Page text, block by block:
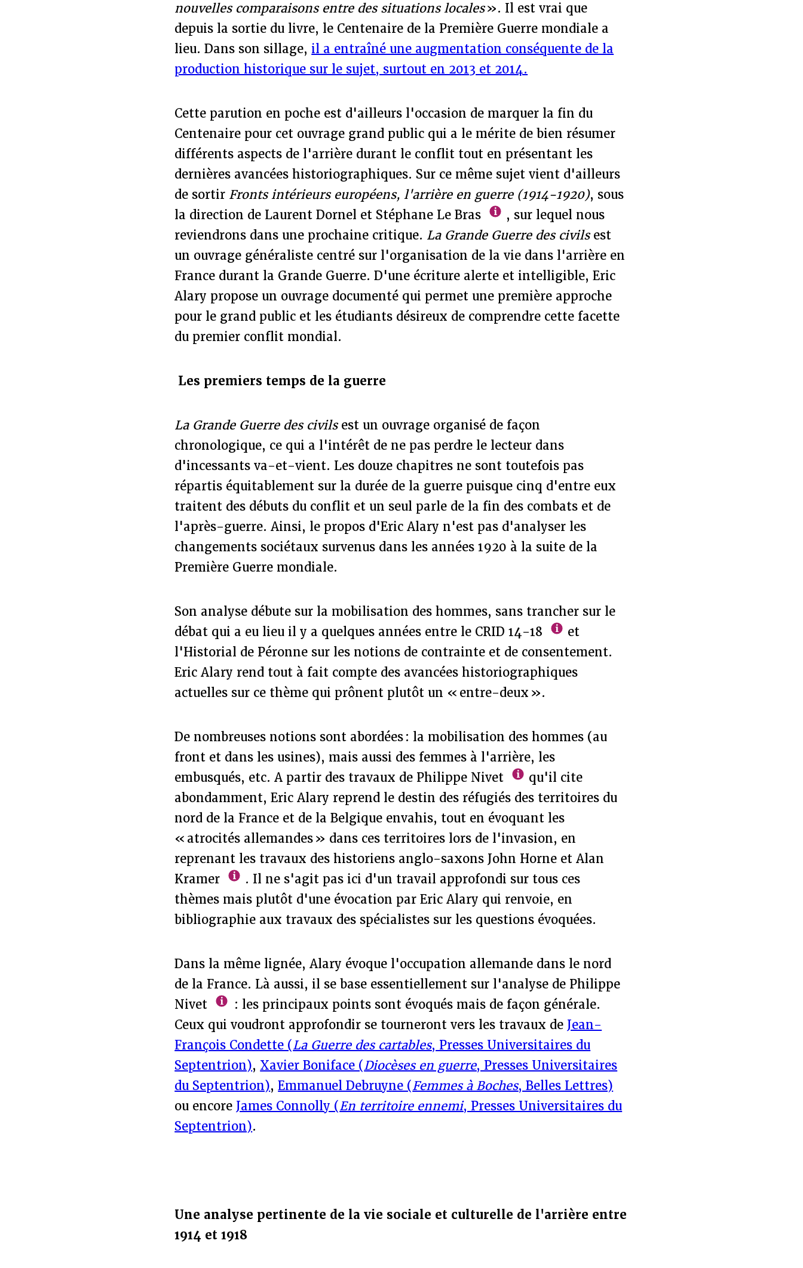
nouvelles comparaisons entre des situations locales». Il est vrai que
depuis la sortie du livre, le Centenaire de la Première Guerre mondiale a
lieu. Dans son sillage, il a entraîné une augmentation conséquente de la
production historique sur le sujet, surtout en 2013 et 2014.
Cette parution en poche est d'ailleurs l'occasion de marquer la fin du
Centenaire pour cet ouvrage grand public qui a le mérite de bien résumer
différents aspects de l'arrière durant le conflit tout en présentant les
dernières avancées historiographiques. Sur ce même sujet vient d'ailleurs
de sortir Fronts intérieurs européens, l'arrière en guerre (1914-1920), sous
la direction de Laurent Dornel et Stéphane Le Bras
, sur lequel nous
reviendrons dans une prochaine critique. La Grande Guerre des civilsest
un ouvrage généraliste centré sur l'organisation de la vie dans l'arrière en
France durant la Grande Guerre. D'une écriture alerte et intelligible, Eric
Alary propose un ouvrage documenté qui permet une première approche
pour le grand public et les étudiants désireux de comprendre cette facette
du premier conflit mondial.
Les premiers temps de la guerre
La Grande Guerre des civilsest un ouvrage organisé de façon
chronologique, ce qui a l'intérêt de ne pas perdre le lecteur dans
d'incessants va-et-vient. Les douze chapitres ne sont toutefois pas
répartis équitablement sur la durée de la guerre puisque cinq d'entre eux
traitent des débuts du conflit et un seul parle de la fin des combats et de
l'après-guerre. Ainsi, le propos d'Eric Alary n'est pas d'analyser les
changements sociétaux survenus dans les années 1920 à la suite de la
Première Guerre mondiale.
Son analyse débute sur la mobilisation des hommes, sans trancher sur le
débat qui a eu lieu il y a quelques années entre le CRID 14-18
et
l'Historial de Péronne sur les notions de contrainte et de consentement.
Eric Alary rend tout à fait compte des avancées historiographiques
actuelles sur ce thème qui prônent plutôt un « entre-deux ».
De nombreuses notions sont abordées : la mobilisation des hommes (au
front et dans les usines), mais aussi des femmes à l'arrière, les
embusqués, etc. A partir des travaux de Philippe Nivet
qu'il cite
abondamment, Eric Alary reprend le destin des réfugiés des territoires du
nord de la France et de la Belgique envahis, tout en évoquant les
« atrocités allemandes » dans ces territoires lors de l'invasion, en
reprenant les travaux des historiens anglo-saxons John Horne et Alan
Kramer
. Il ne s'agit pas ici d'un travail approfondi sur tous ces
thèmes mais plutôt d'une évocation par Eric Alary qui renvoie, en
bibliographie aux travaux des spécialistes sur les questions évoquées.
Dans la même lignée, Alary évoque l'occupation allemande dans le nord
de la France. Là aussi, il se base essentiellement sur l'analyse de Philippe
Nivet
: les principaux points sont évoqués mais de façon générale.
Ceux qui voudront approfondir se tourneront vers les travaux de Jean-
François Condette (La Guerre des cartables, Presses Universitaires du
Septentrion), Xavier Boniface (Diocèses en guerre, Presses Universitaires
du Septentrion),Emmanuel Debruyne (Femmes à Boches, Belles Lettres)
ou encore James Connolly (En territoire ennemi, Presses Universitaires du
Septentrion).
Une analyse pertinente de la vie sociale et culturelle de l'arrière entre
1914 et 1918